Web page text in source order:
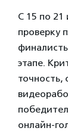
С 15 по 21
проверку
этапе.
точность,
онлайн-